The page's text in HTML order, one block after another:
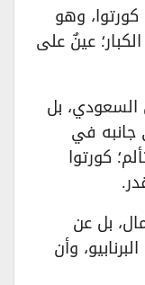
وهو
عينٌ على
بل
في
كورتوا
بل عن
وأن